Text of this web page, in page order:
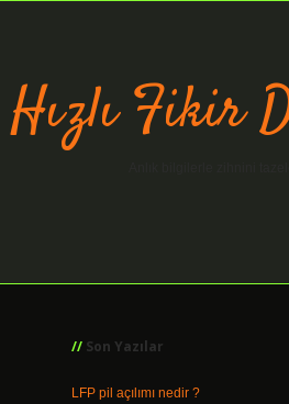
Hızlı Fikir
Son Yazılar
LFP pil açılımı nedir ?